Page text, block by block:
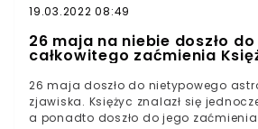
19.03.2022 08:49
26 maja na niebie doszło do
całkowitego zaćmienia
26 maja doszło do nietypowego
zjawiska. Księżyc znalazł się
a ponadto doszło do jego